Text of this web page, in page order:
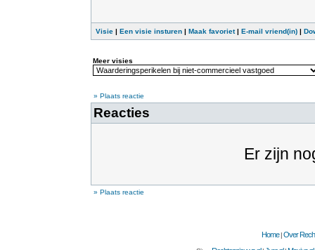
Visie | Een visie insturen | Maak favoriet| E-mail vriend(in) |
Meer visies
» Plaats reactie
Reacties
Er zijn
» Plaats reactie
Home|Over